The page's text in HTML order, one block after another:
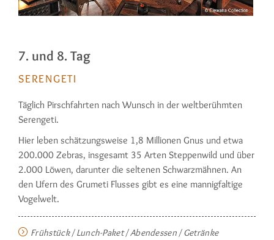
7. und 8. Tag
SERENGETI
Täglich Pirschfahrten nach Wunsch in der weltberühmten
Serengeti.
Hier leben schätzungsweise 1,8 Millio­nen Gnus und etwa
200.000 Zebras, insgesamt 35 Arten Steppenwild und über
2.000 Löwen, darunter die selte­nen Schwarzmähnen. An
den Ufern des Grumeti Flusses gibt es eine mannigfaltige
Vogelwelt.
Frühstück / Lunch-Paket / Abendessen / Getränke